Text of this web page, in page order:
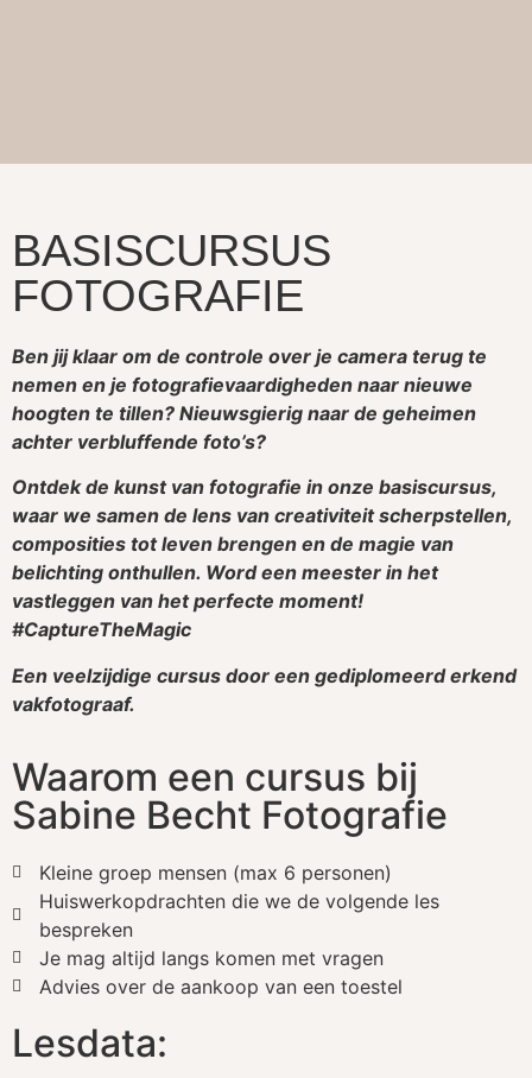
BASISCURSUS
FOTOGRAFIE
Ben jij klaar om de controle over je camera terug te
nemen en je fotografievaardigheden naar nieuwe
hoogten te tillen? Nieuwsgierig naar de geheimen
achter verbluffende foto’s?
Ontdek de kunst van fotografie in onze basiscursus,
waar we samen de lens van creativiteit scherpstellen,
composities tot leven brengen en de magie van
belichting onthullen. Word een meester in het
vastleggen van het perfecte moment!
#CaptureTheMagic
Een veelzijdige cursus door een gediplomeerd erkend
vakfotograaf.
Waarom een cursus bij
Sabine Becht Fotografie
Kleine groep mensen (max 6 personen)
Huiswerkopdrachten die we de volgende les
bespreken
Je mag altijd langs komen met vragen
Advies over de aankoop van een toestel
Lesdata: